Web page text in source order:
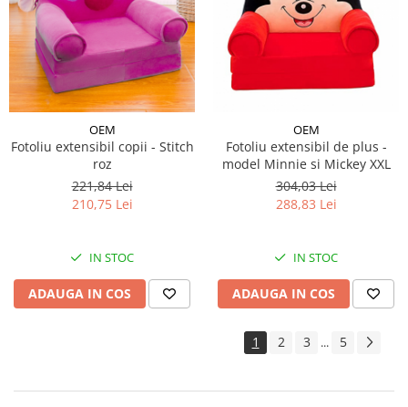
OEM
Fotoliu extensibil copii - Stitch
roz
221,84 Lei
210,75 Lei
IN STOC
ADAUGA IN COS
OEM
Fotoliu extensibil de plus -
model Minnie si Mickey XXL
304,03 Lei
288,83 Lei
IN STOC
ADAUGA IN COS
1 2 3 ... 5